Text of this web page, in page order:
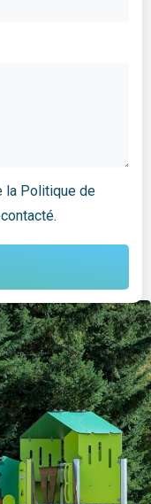
la Politique de